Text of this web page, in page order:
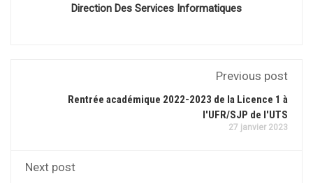
Direction Des Services Informatiques
Previous post
Rentrée académique 2022-2023 de la Licence 1 à
l'UFR/SJP de l'UTS
27 janvier 2023
Next post